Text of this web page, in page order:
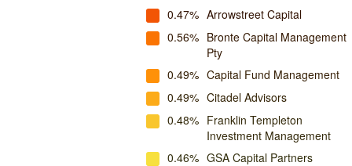
0.47% Arrowstreet Capital
0.56% Bronte Capital Management
Pty
0.49% Capital Fund Management
0.49% Citadel Advisors
0.48% Franklin Templeton
Investment Management
0.46% GSA Capital Partners